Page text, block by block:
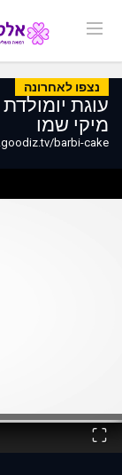
נצפו לאחרונה
עוגת
מיקי שמו
barbi-cake/
Fullscreen